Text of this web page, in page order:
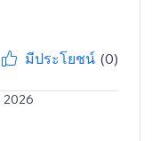
มีประโยชน์ (0)
2026